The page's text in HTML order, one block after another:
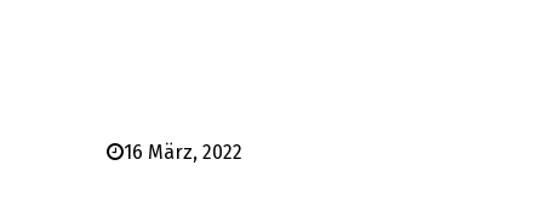
16 März, 2022